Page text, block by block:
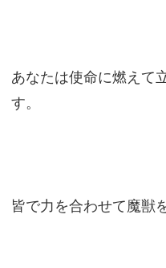
あなたは使命に燃えて
す。
皆で力を合わせて魔獣